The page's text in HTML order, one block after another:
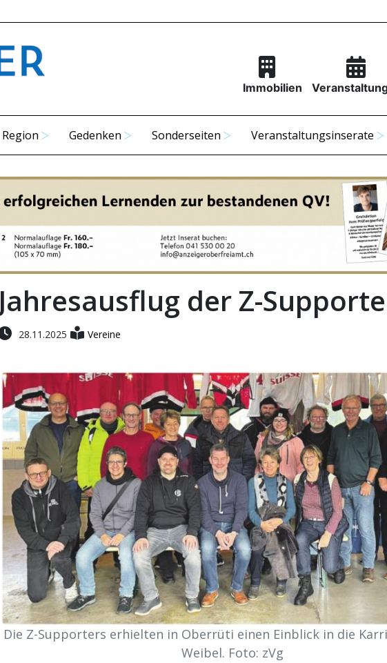
Immobilien
Region Gedenken Sonderseiten Veranstaltungsinserate
Jahresausflug der Z-
28.11.2025 Vereine
Die Z-Supporters erhielten in Oberrüti einen Einblick in die
Weibel. Foto: zVg